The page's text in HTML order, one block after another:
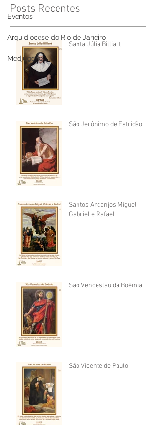
Eventos
Arquidiocese do Rio de Janeiro
Medjugorje
Posts Recentes
Santa Júlia Billiart
São Jerônimo de Estridão
Santos Arcanjos Miguel,
Gabriel e Rafael
São Venceslau da Boêmia
São Vicente de Paulo